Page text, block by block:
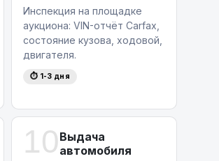
Инспекция на площадке
аукциона: VIN-отчёт Carfax,
состояние кузова, ходовой,
двигателя.
⏱ 1-3 дня
10 Выдача
автомобиля